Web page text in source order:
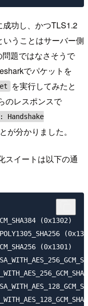
功し、かつTLS1.2
うことはサーバー側
題ではなさそうで
でパケットを
を実行してみたと
のレスポンスで
が分かりました。
スイートは以下の通
(0x1302)
(0x1301)